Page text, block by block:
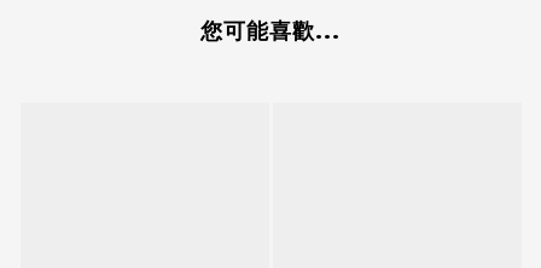
您可能喜歡...